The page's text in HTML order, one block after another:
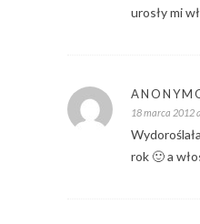
urosły mi
18 marca 2012
rok 🙂 a